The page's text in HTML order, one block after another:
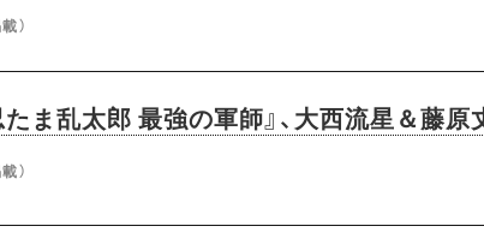
）
たま乱太郎 最強の軍師』、大西流星＆藤
）